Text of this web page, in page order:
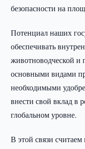
безопасности на
Потенциал наших
обеспечивать
животноводческой
основными видами
необходимыми
внести свой вклад в
глобальном уровне.
В этой связи